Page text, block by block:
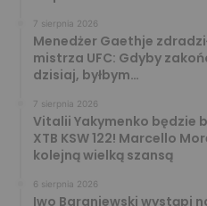
7 sierpnia 2026
Menedżer Gaethje
mistrza UFC: Gdyby
dzisiaj, byłbym…
7 sierpnia 2026
Vitalii Yakymenko będzie
XTB KSW 122! Marcello
kolejną wielką szansą
6 sierpnia 2026
Iwo Baraniewski wystąpi